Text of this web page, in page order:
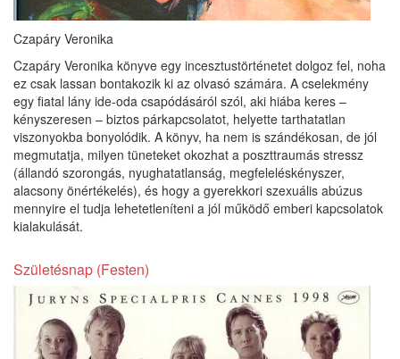
Czapáry Veronika
Czapáry Veronika könyve egy incesztustörténetet dolgoz fel, noha
ez csak lassan bontakozik ki az olvasó számára. A cselekmény
egy fiatal lány ide-oda csapódásáról szól, aki hiába keres –
kényszeresen – biztos párkapcsolatot, helyette tarthatatlan
viszonyokba bonyolódik. A könyv, ha nem is szándékosan, de jól
megmutatja, milyen tüneteket okozhat a poszttraumás stressz
(állandó szorongás, nyughatatlanság, megfeleléskényszer,
alacsony önértékelés), és hogy a gyerekkori szexuális abúzus
mennyire el tudja lehetetleníteni a jól működő emberi kapcsolatok
kialakulását.
Születésnap (Festen)